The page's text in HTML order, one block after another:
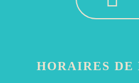
HORAIRES